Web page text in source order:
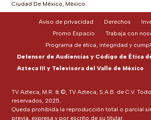
Ciudad De México, México.
TV Azteca, M.R. & ©, TV Azteca, S.A.B. de C.V.
reservados, 2025.
Queda prohibida la reproducción total o parcial
previa, expresa y por escrito de su titular.
Aviso de privacidad Derechos
Promo Espacio
Trabaja con
Programa de ética, integridad y
Defensor de Audiencias y Código de Ética
Azteca III y Televisora del Valle de México